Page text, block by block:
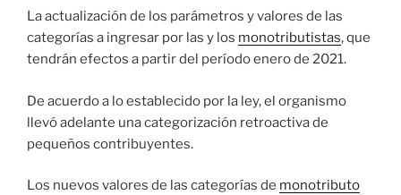
La actualización de los parámetros y valores de las
categorías a ingresar por las y los monotributistas, que
tendrán efectos a partir del período enero de 2021.
De acuerdo a lo establecido por la ley, el organismo
llevó adelante una categorización retroactiva de
pequeños contribuyentes.
Los nuevos valores de las categorías de monotributo